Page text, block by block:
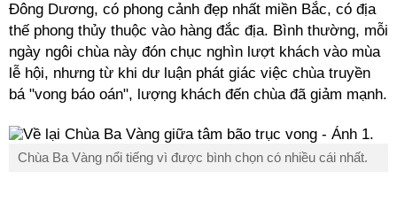
Đông Dương, có phong cảnh đẹp nhất miền Bắc, có địa
thế phong thủy thuộc vào hàng đắc địa. Bình thường, mỗi
ngày ngôi chùa này đón chục nghìn lượt khách vào mùa
lễ hội, nhưng từ khi dư luận phát giác việc chùa truyền
bá "vong báo oán", lượng khách đến chùa đã giảm mạnh.
Chùa Ba Vàng nổi tiếng vì được bình chọn có nhiều cái nhất.